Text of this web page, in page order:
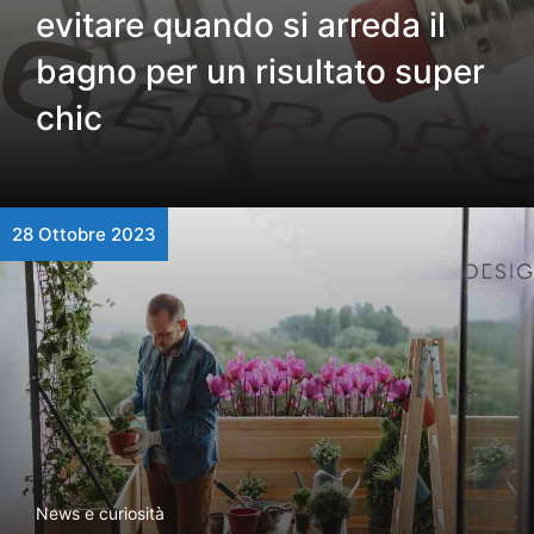
evitare quando si arreda il
bagno per un risultato super
chic
28 Ottobre 2023
News e curiosità